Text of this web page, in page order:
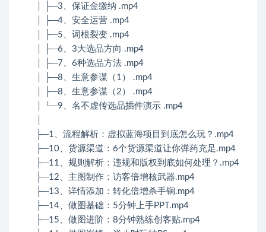
│ ├─3、保证金缴纳 .mp4
│ ├─4、安全运营 .mp4
│ ├─5、词根裂变 .mp4
│ ├─6、3大选品方向 .mp4
│ ├─7、6种选品方法 .mp4
│ ├─8、生意参谋（1） .mp4
│ ├─8、生意参谋（2） .mp4
│ └─9、名不虚传选品插件演示 .mp4
├─1、流程解析：虚拟蓝海项目到底怎么玩？.mp4
├─10、货源渠道：6个货源渠道让你弹药充足.mp4
├─11、规则解析：违规和版权到底如何处理？.mp4
├─12、主图制作：访客倍增核武器.mp4
├─13、详情添加：转化倍增杀手锏.mp4
├─14、做图基础：5分钟上手PPT.mp4
├─15、做图进阶：8分钟熟练创客贴.mp4